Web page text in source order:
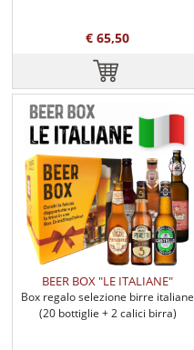
€ 65,50
BEER BOX "LE ITALIANE"
Box regalo selezione birre italiane
(20 bottiglie + 2 calici birra)